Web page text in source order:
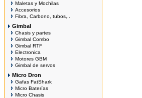
Maletas y Mochilas
Accesorios
Fibra, Carbono, tubos,..
Gimbal
Chasis y partes
Gimbal Combo
Gimbal RTF
Electronica
Motores GBM
Gimbal de servos
Micro Dron
Gafas FatShark
Micro Baterías
Micro Chasis